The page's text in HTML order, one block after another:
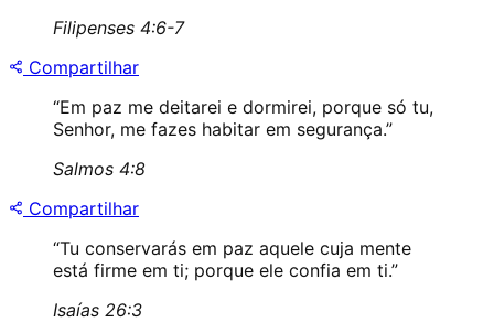
Filipenses 4:6-7
Compartilhar
“Em paz me deitarei e dormirei, porque só tu,
Senhor, me fazes habitar em segurança.”
Salmos 4:8
Compartilhar
“Tu conservarás em paz aquele cuja mente
está firme em ti; porque ele confia em ti.”
Isaías 26:3